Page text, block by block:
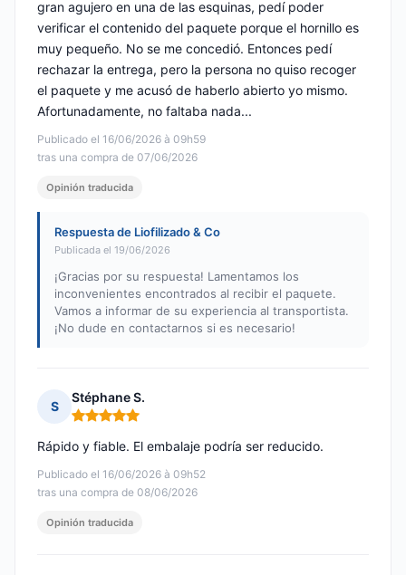
Publicado el 16/06/2026 à 09h59
tras una compra de 07/06/2026
gran agujero en una de las esquinas, pedí poder
verificar el contenido del paquete porque el hornillo es
muy pequeño. No se me concedió. Entonces pedí
rechazar la entrega, pero la persona no quiso recoger
el paquete y me acusó de haberlo abierto yo mismo.
Afortunadamente, no faltaba nada...
Opinión traducida
Respuesta de Liofilizado & Co
Publicada el 19/06/2026
¡Gracias por su respuesta! Lamentamos los
inconvenientes encontrados al recibir el paquete.
Vamos a informar de su experiencia al transportista.
¡No dude en contactarnos si es necesario!
S
Stéphane S.
Nota: 5 de 5
Publicado el 16/06/2026 à 09h52
tras una compra de 08/06/2026
Rápido y fiable. El embalaje podría ser reducido.
Opinión traducida